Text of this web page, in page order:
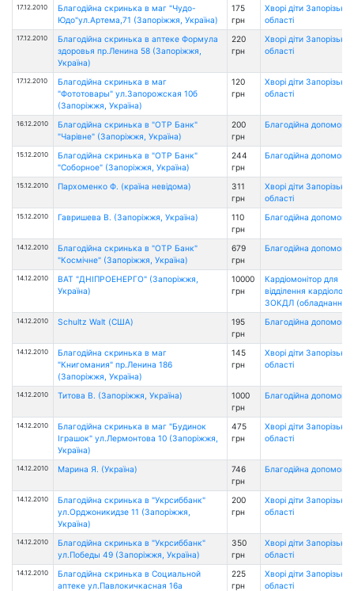
17.12.2010
Благодійна скринька в маг "Чудо-
Юдо"ул.Артема,71 (Запоріжжя, Україна)
175
грн
Хворі діти Запорізької
області
17.12.2010
Благодійна скринька в аптеке Формула
здоровья пр.Ленина 58 (Запоріжжя,
Україна)
220
грн
Хворі діти Запорізької
області
17.12.2010
Благодійна скринька в маг
"Фототовары" ул.Запорожская 10б
(Запоріжжя, Україна)
120
грн
Хворі діти Запорізької
області
16.12.2010
Благодійна скринька в "ОТР Банк"
"Чарівне" (Запоріжжя, Україна)
200
грн
Благодійна допомога
15.12.2010
Благодійна скринька в "ОТР Банк"
"Соборное" (Запоріжжя, Україна)
244
грн
Благодійна допомога
15.12.2010 Пархоменко Ф. (країна невідома)
311
грн
Хворі діти Запорізької
області
15.12.2010 Гавришева В. (Запоріжжя, Україна)
110
грн
Благодійна допомога
14.12.2010
Благодійна скринька в "ОТР Банк"
"Космічне" (Запоріжжя, Україна)
679
грн
Благодійна допомога
14.12.2010
ВАТ "ДНІПРОЕНЕРГО" (Запоріжжя,
Україна)
10000
грн
Кардіомонітор для
відділення кардіології
ЗОКДЛ (обладнання)
14.12.2010 Schultz Walt (США)
195
грн
Благодійна допомога
14.12.2010
Благодійна скринька в маг
"Книгомания" пр.Ленина 186
(Запоріжжя, Україна)
145
грн
Хворі діти Запорізької
області
14.12.2010 Титова В. (Запоріжжя, Україна)
1000
грн
Благодійна допомога
14.12.2010
Благодійна скринька в маг "Будинок
Іграшок" ул.Лермонтова 10 (Запоріжжя,
Україна)
475
грн
Хворі діти Запорізької
області
14.12.2010 Марина Я. (Україна)
746
грн
Благодійна допомога
14.12.2010
Благодійна скринька в "Укрсиббанк"
ул.Орджоникидзе 11 (Запоріжжя,
Україна)
200
грн
Хворі діти Запорізької
області
14.12.2010
Благодійна скринька в "Укрсиббанк"
ул.Победы 49 (Запоріжжя, Україна)
350
грн
Хворі діти Запорізької
області
14.12.2010
Благодійна скринька в Социальной
аптеке ул.Павлокичкасная 16а
225
грн
Хворі діти Запорізької
області